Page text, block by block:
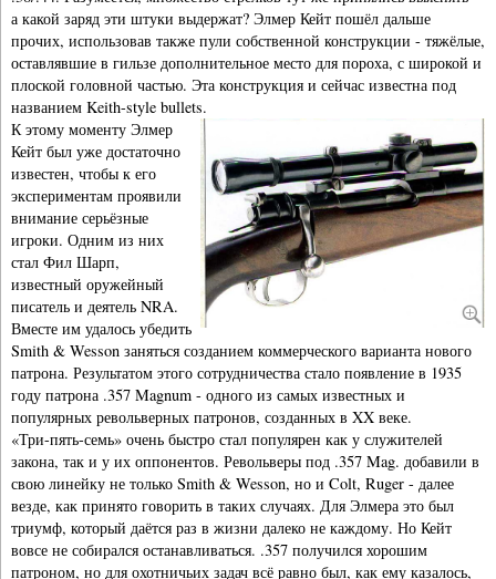
а какой заряд эти штуки выдержат? Элмер Кейт пошёл дальше
прочих, использовав также пули собственной конструкции - тяжёлые,
оставлявшие в гильзе дополнительное место для пороха, с широкой и
плоской головной частью. Эта конструкция и сейчас известна под
названием Keith-style bullets.
К этому моменту Элмер
Кейт был уже достаточно
известен, чтобы к его
экспериментам проявили
внимание серьёзные
игроки. Одним из них
стал Фил Шарп,
известный оружейный
писатель и деятель NRA.
Вместе им удалось убедить
Smith & Wesson заняться созданием коммерческого варианта нового
патрона. Результатом этого сотрудничества стало появление в 1935
году патрона .357 Magnum - одного из самых известных и
популярных револьверных патронов, созданных в XX веке.
«Три-пять-семь» очень быстро стал популярен как у служителей
закона, так и у их оппонентов. Револьверы под .357 Mag. добавили в
свою линейку не только Smith & Wesson, но и Colt, Ruger - далее
везде, как принято говорить в таких случаях. Для Элмера это был
триумф, который даётся раз в жизни далеко не каждому. Но Кейт
вовсе не собирался останавливаться. .357 получился хорошим
патроном, но для охотничьих задач всё равно был, как ему казалось,